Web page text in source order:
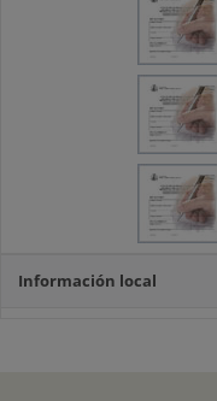
Información local